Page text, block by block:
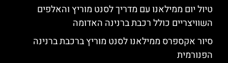
טיול יום ממילאנו עם מדריך לסנט מוריץ והאלפים
השוויצריים כולל רכבת ברנינה האדומה
סיור אקספרס ממילאנו לסנט מוריץ ברכבת ברנינה
הפנורמית